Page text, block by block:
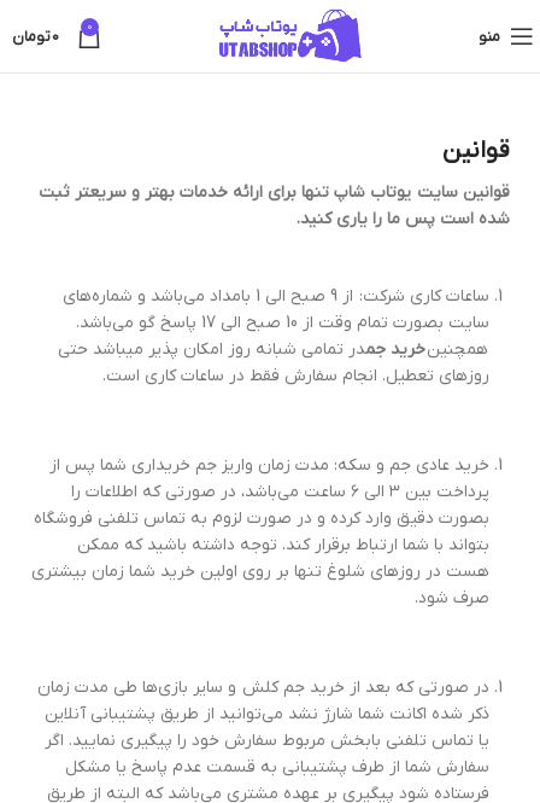
منو 0
0تومان
قوانین
قوانین سایت یوتاب شاپ تنها برای ارائه خدمات بهتر و سریعتر ثبت
شده است پس ما را یاری کنید.
ساعات کاری شرکت: از 9 صبح الی 1 بامداد می‌باشد و شماره‌های
سایت بصورت تمام وقت از 10 صبح الی 17 پاسخ گو می‌باشد‫.
همچنینخرید جمدر تمامی شبانه روز امکان پذیر میباشد حتی
روز‌های تعطیل. انجام سفارش فقط در ساعات کاری است.
خرید عادی جم و سکه: مدت زمان واریز جم خریداری شما پس از
پرداخت بین ۳ الی ۶ ساعت می‌باشد، در صورتی که اطلاعات را
بصورت دقیق وارد کرده و در صورت لزوم به تماس تلفنی فروشگاه
بتواند با شما ارتباط برقرار کند. توجه داشته باشید که ممکن
هست در روز‌های شلوغ تنها بر روی اولین خرید شما زمان بیشتری
صرف شود.
در صورتی که بعد از خرید جم کلش و سایر بازی‌ها طی مدت زمان
ذکر شده اکانت شما شارژ نشد می‌توانید از طریق پشتیبانی آنلاین
یا تماس تلفنی با‌بخش مربوط سفارش خود را پیگیری نمایید. اگر
سفارش شما از طرف پشتیبانی به قسمت عدم پاسخ یا مشکل
فرستاده شود پیگیری بر عهده مشتری می‌باشد که البته از طریق